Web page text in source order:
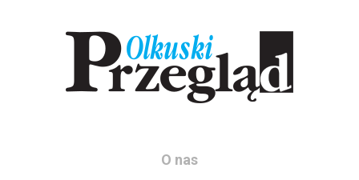
O nas